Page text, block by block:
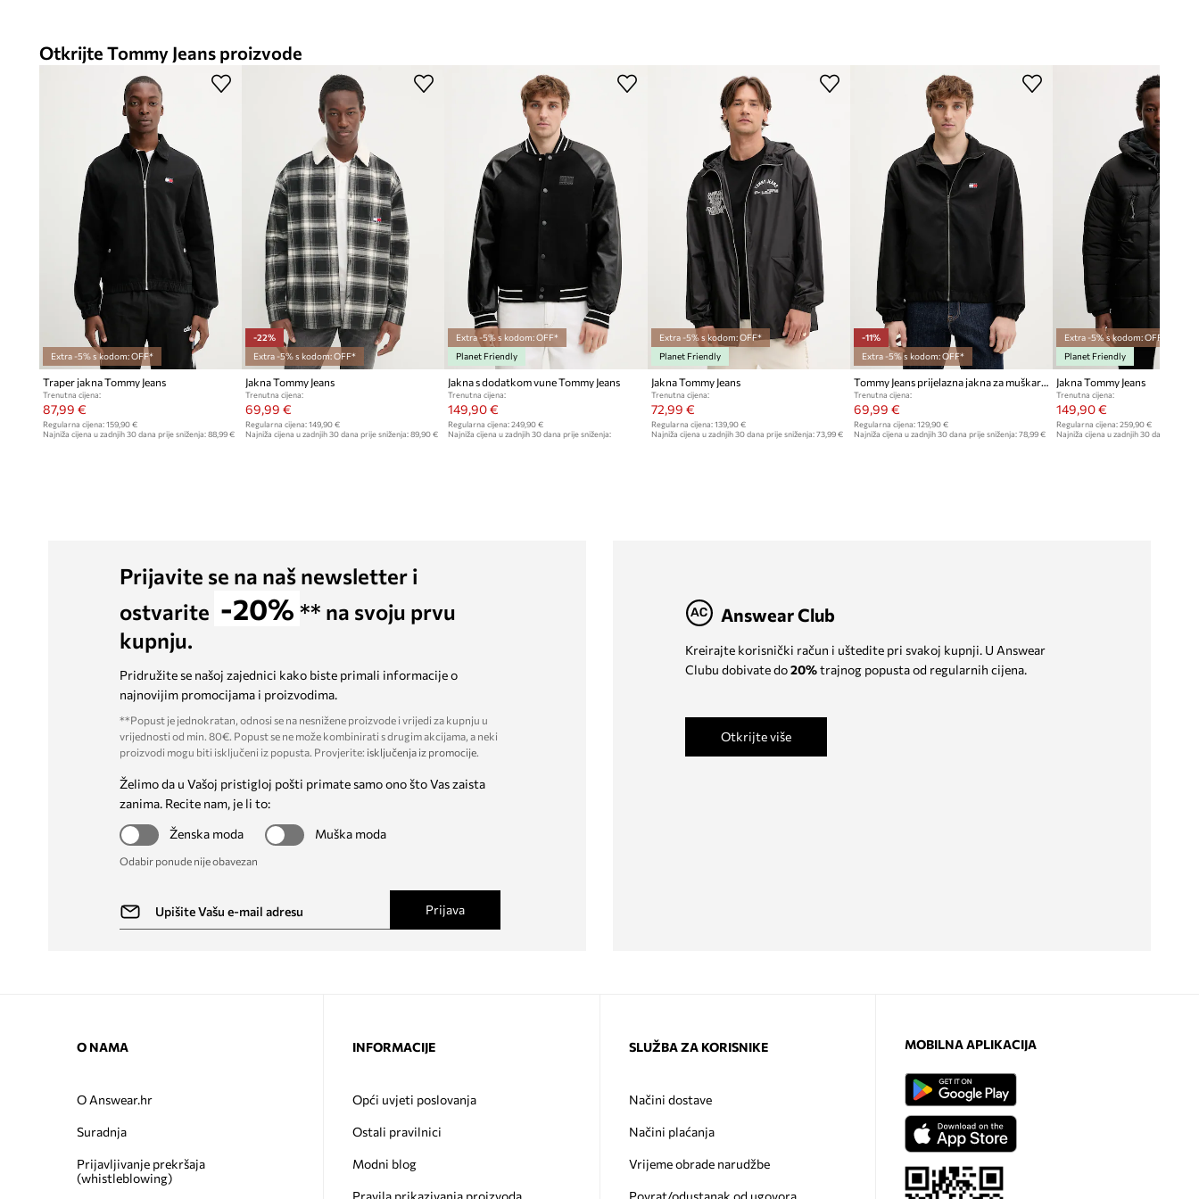
Otkrijte Tommy Jeans proizvode
Extra -5% s kodom: OFF*
Traper jakna Tommy Jeans
Trenutna cijena:
87,99 €
Regularna cijena: 159,90 €
Najniža cijena u zadnjih 30 dana prije sniženja: 88,99 €
-22%
Extra -5% s kodom: OFF*
Jakna Tommy Jeans
Trenutna cijena:
69,99 €
Regularna cijena:149,90 €
Najniža cijena u zadnjih 30 dana prije sniženja:89,90 €
Extra -5% s kodom: OFF*
Planet Friendly
Jakna s dodatkom vune Tommy Jeans
Trenutna cijena:
149,90 €
Regularna cijena: 249,90 €
Najniža cijena u zadnjih 30 dana prije sniženja:
Extra -5% s kodom: OFF*
Planet Friendly
Jakna Tommy Jeans
Trenutna cijena:
72,99 €
Regularna cijena: 139,90 €
Najniža cijena u zadnjih 30 dana prije sniženja: 73,99 €
-11%
Extra -5% s kodom: OFF*
Tommy Jeans prijelazna jakna za muškarce
Trenutna cijena:
69,99 €
Regularna cijena:129,90 €
Najniža cijena u zadnjih 30 dana prije sniženja:78,99 €
Extra -5% s kodom: OFF*
Planet Friendly
Jakna Tommy Jeans
Trenutna cijena:
149,90 €
Regularna cijena: 259,90 €
Najniža cijena u zadnjih 30 dana prije
Prijavite se na naš newsletter i
ostvarite -20% ** na svoju prvu
kupnju.
Pridružite se našoj zajednici kako biste primali informacije o
najnovijim promocijama i proizvodima.
**Popust je jednokratan, odnosi se na nesnižene proizvode i vrijedi za kupnju u
vrijednosti od min. 80€. Popust se ne može kombinirati s drugim akcijama, a neki
proizvodi mogu biti isključeni iz popusta. Provjerite: isključenja iz promocije.
Želimo da u Vašoj pristigloj pošti primate samo ono što Vas zaista
zanima. Recite nam, je li to:
Ženska moda
Muška moda
Odabir ponude nije obavezan
Prijava
Answear Club
Kreirajte korisnički račun i uštedite pri svakoj kupnji. U Answear
Clubu dobivate do20%trajnog popusta od regularnih cijena.
Otkrijte više
O NAMA
O Answear.hr
Suradnja
Prijavljivanje prekršaja
(whistleblowing)
INFORMACIJE
Opći uvjeti poslovanja
Ostali pravilnici
Modni blog
SLUŽBA ZA KORISNIKE
Načini dostave
Načini plaćanja
Vrijeme obrade narudžbe
MOBILNA APLIKACIJA